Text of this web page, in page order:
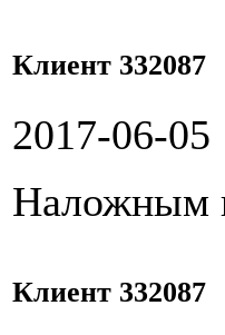
Клиент 332087
2017-06-05
Наложным
Клиент 332087